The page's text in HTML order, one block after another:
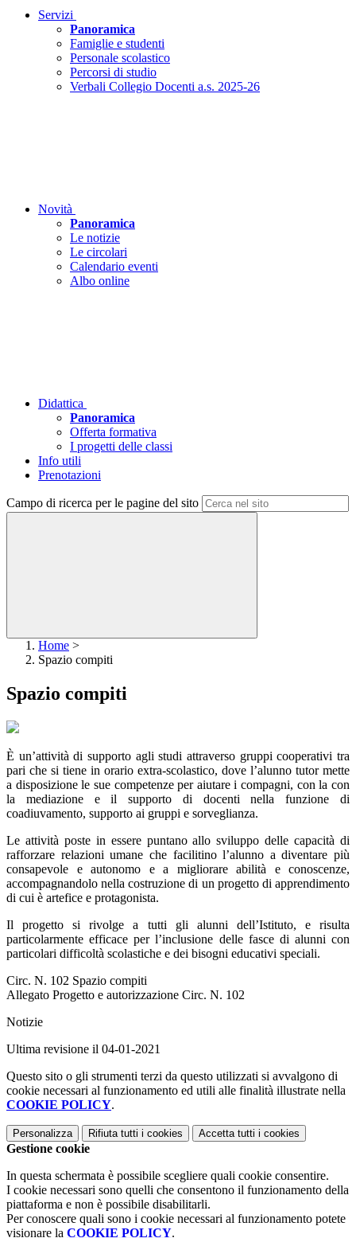
Servizi
Panoramica
Famiglie e studenti
Personale scolastico
Percorsi di studio
Verbali Collegio Docenti a.s. 2025-26
Novità
Panoramica
Le notizie
Le circolari
Calendario eventi
Albo online
Didattica
Panoramica
Offerta formativa
I progetti delle classi
Info utili
Prenotazioni
Campo di ricerca per le pagine del sito
Home >
Spazio compiti
Spazio compiti
È un’attività di supporto agli studi attraverso gruppi cooperativi tra
pari che si tiene in orario extra-scolastico, dove l’alunno tutor mette
a disposizione le sue competenze per aiutare i compagni, con la con
la mediazione e il supporto di docenti nella funzione di
coadiuvamento, supporto ai gruppi e sorveglianza.
Le attività poste in essere puntano allo sviluppo delle capacità di
rafforzare relazioni umane che facilitino l’alunno a diventare più
consapevole e autonomo e a migliorare abilità e conoscenze,
accompagnandolo nella costruzione di un progetto di apprendimento
di cui è artefice e protagonista.
Il progetto si rivolge a tutti gli alunni dell’Istituto, e risulta
particolarmente efficace per l’inclusione delle fasce di alunni con
particolari difficoltà scolastiche e dei bisogni educativi speciali.
Circ. N. 102 Spazio compiti
Allegato Progetto e autorizzazione Circ. N. 102
Notizie
Ultima revisione il 04-01-2021
Questo sito o gli strumenti terzi da questo utilizzati si avvalgono di
cookie necessari al funzionamento ed utili alle finalità illustrate nella
COOKIE POLICY.
Personalizza Rifiuta tutti i cookies Accetta tutti i cookies
Gestione cookie
In questa schermata è possibile scegliere quali cookie consentire.
I cookie necessari sono quelli che consentono il funzionamento della
piattaforma e non è possibile disabilitarli.
Per conoscere quali sono i cookie necessari al funzionamento potete
visionare la COOKIE POLICY.